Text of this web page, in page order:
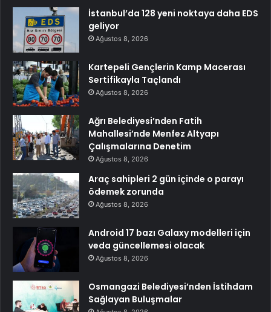
İstanbul’da 128 yeni noktaya daha EDS
geliyor
Ağustos 8, 2026
Kartepeli Gençlerin Kamp Macerası
Sertifikayla Taçlandı
Ağustos 8, 2026
Ağrı Belediyesi’nden Fatih
Mahallesi’nde Menfez Altyapı
Çalışmalarına Denetim
Ağustos 8, 2026
Araç sahipleri 2 gün içinde o parayı
ödemek zorunda
Ağustos 8, 2026
Android 17 bazı Galaxy modelleri için
veda güncellemesi olacak
Ağustos 8, 2026
Osmangazi Belediyesi’nden İstihdam
Sağlayan Buluşmalar